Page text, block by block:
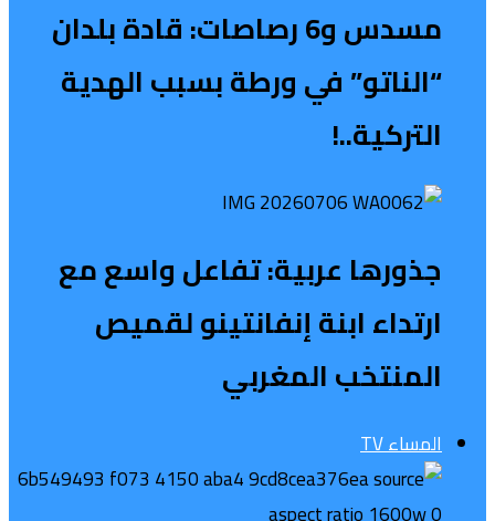
مسدس و6 رصاصات: قادة بلدان
“الناتو” في ورطة بسبب الهدية
التركية..!
جذورها عربية: تفاعل واسع مع
ارتداء ابنة إنفانتينو لقميص
المنتخب المغربي
المساء TV